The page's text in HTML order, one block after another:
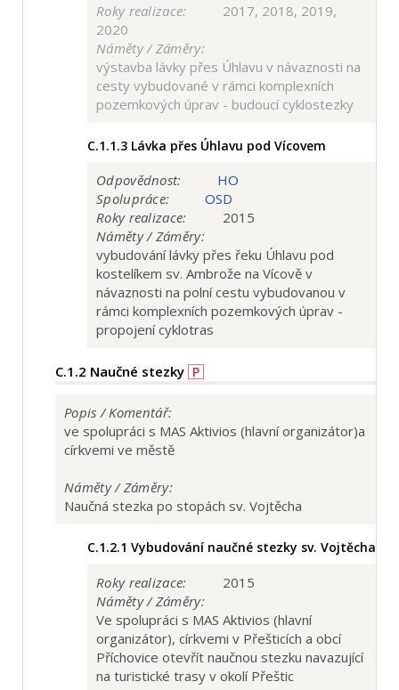
Roky realizace:
2017, 2018, 2019,
2020
Náměty / Záměry:
výstavba lávky přes Úhlavu v návaznosti na
cesty vybudované v rámci komplexních
pozemkových úprav - budoucí cyklostezky
C.1.1.3 Lávka přes Úhlavu pod Vícovem
Odpovědnost:
HO
Spolupráce:
OSD
Roky realizace:
2015
Náměty / Záměry:
vybudování lávky přes řeku Úhlavu pod
kostelíkem sv. Ambrože na Vícově v
návaznosti na polní cestu vybudovanou v
rámci komplexních pozemkových úprav -
propojení cyklotras
C.1.2 Naučné stezky P
Popis / Komentář:
ve spolupráci s MAS Aktivios (hlavní organizátor)a
církvemi ve městě
Náměty / Záměry:
Naučná stezka po stopách sv. Vojtěcha
C.1.2.1 Vybudování naučné stezky sv. Vojtěcha
Roky realizace:
2015
Náměty / Záměry:
Ve spolupráci s MAS Aktivios (hlavní
organizátor), církvemi v Přešticích a obcí
Příchovice otevřít naučnou stezku navazující
na turistické trasy v okolí Přeštic